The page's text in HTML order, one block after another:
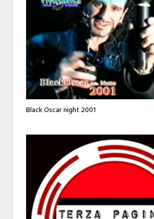
Black Oscar night 2001